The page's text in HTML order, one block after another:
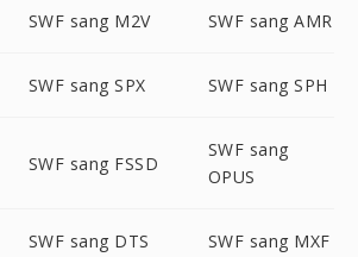
SWF sang M2V SWF sang AMR
SWF sang SPX SWF sang SPH
SWF sang FSSD
SWF sang
OPUS
SWF sang DTS SWF sang MXF